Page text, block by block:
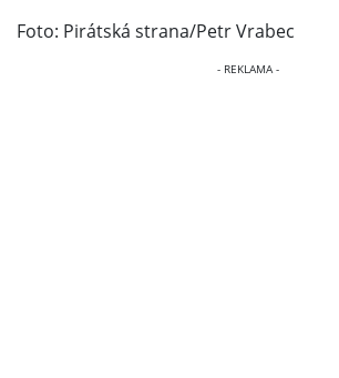
Foto: Pirátská strana/Petr Vrabec